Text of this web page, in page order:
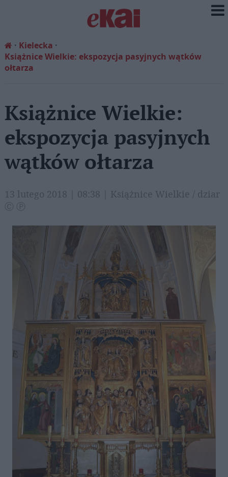
Kielecka
Książnice Wielkie: ekspozycja pasyjnych wątków
ołtarza
Książnice Wielkie:
ekspozycja pasyjnych
wątków ołtarza
13 lutego 2018 | 08:38 | Książnice Wielkie / dziar
Ⓒ Ⓟ